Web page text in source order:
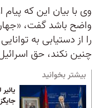
وی با بیان این که پیام
واضح باشد گفت،
را از دستیابی به
چنین نکند، حق
بیشتر بخوانید